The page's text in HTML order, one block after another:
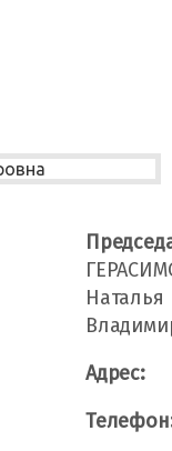
Наталья
Адрес: